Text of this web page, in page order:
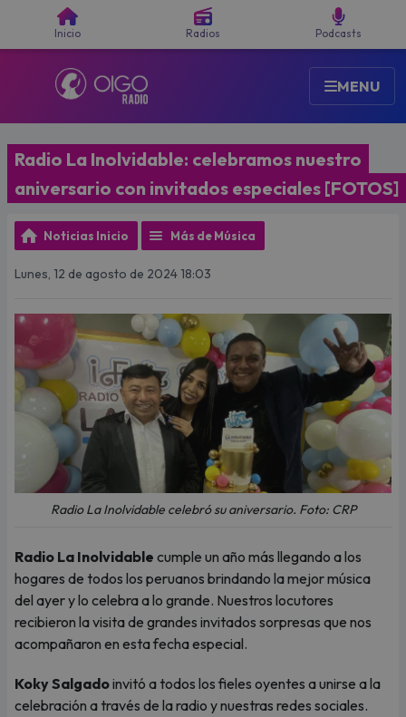
Inicio Radios Podcasts
MENU
Radio La Inolvidable: celebramos nuestro
aniversario con invitados especiales [FOTOS]
Noticias Inicio Más de Música
Lunes, 12 de agosto de 2024 18:03
Radio La Inolvidable celebró su aniversario. Foto: CRP
Radio La Inolvidable cumple un año más llegando a los
hogares de todos los peruanos brindando la mejor música
del ayer y lo celebra a lo grande. Nuestros locutores
recibieron la visita de grandes invitados sorpresas que nos
acompañaron en esta fecha especial.
Koky Salgadoinvitó a todos los fieles oyentes a unirse a la
celebración a través de la radio y nuestras redes sociales.